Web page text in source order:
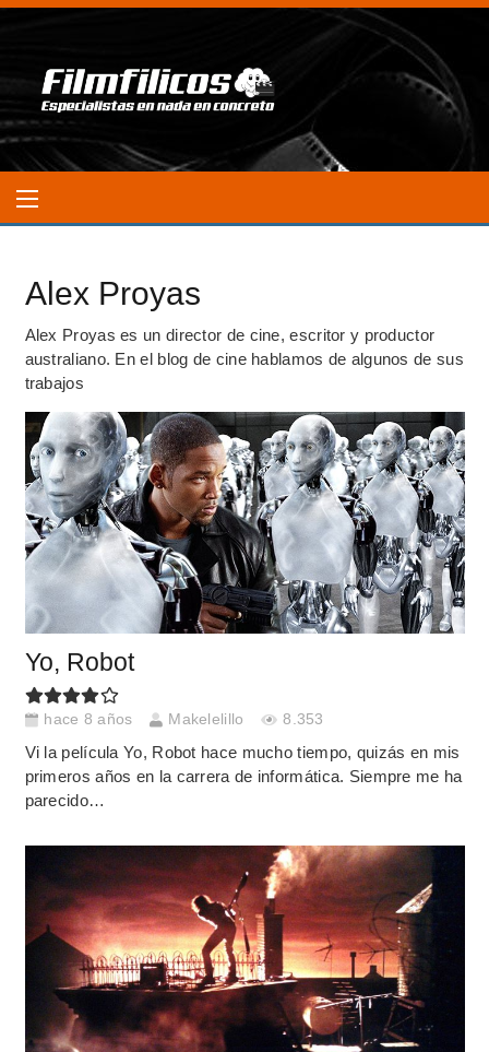
Alex Proyas
Alex Proyas es un director de cine, escritor y productor
australiano. En el blog de cine hablamos de algunos de sus
trabajos
Yo, Robot
hace 8 años Makelelillo 8.353
Vi la película Yo, Robot hace mucho tiempo, quizás en mis
primeros años en la carrera de informática. Siempre me ha
parecido…